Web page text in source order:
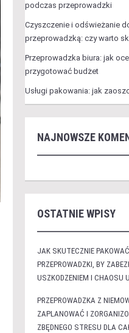
podczas przeprowadzki
Czyszczenie i odświeżanie
przeprowadzką: czy warto
Przeprowadzka biura: jak
przygotować budżet
Usługi pakowania: jak
NAJNOWSZE
OSTATNIE WPISY
JAK SKUTECZNIE
PRZEPROWADZKI, BY
USZKODZENIEM I CHAOSU
PRZEPROWADZKA Z
ZAPLANOWAĆ I
ZBĘDNEGO STRESU DLA